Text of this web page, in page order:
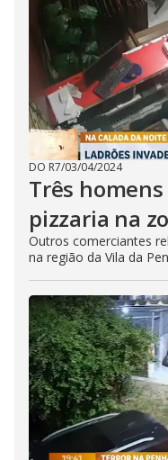
DO R7/03/04/2024
Três
pizzaria na
Outros comerciantes
na região da Vila da